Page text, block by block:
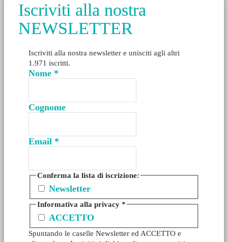
Iscriviti alla nostra
NEWSLETTER
Iscriviti alla nostra newsletter e unisciti agli altri
1.971 iscritti.
Nome *
Cognome
Email *
Conferma la lista di iscrizione:
Newsletter
Informativa alla privacy*
ACCETTO
Spuntando le caselle Newsletter ed ACCETTO e